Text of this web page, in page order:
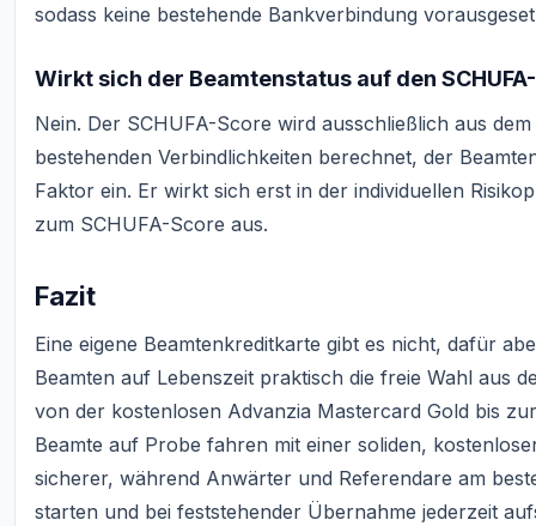
sodass keine bestehende Bankverbindung
Wirkt sich der Beamtenstatus auf den
Nein. Der SCHUFA-Score wird ausschließlich aus
bestehenden Verbindlichkeiten berechnet, der
Faktor ein. Er wirkt sich erst in der individuellen
zum SCHUFA-Score aus.
Fazit
Eine eigene Beamtenkreditkarte gibt es nicht, dafür
Beamten auf Lebenszeit praktisch die freie Wahl aus
von der kostenlosen Advanzia Mastercard Gold bis
Beamte auf Probe fahren mit einer soliden,
sicherer, während Anwärter und Referendare am
starten und bei feststehender Übernahme jederzeit